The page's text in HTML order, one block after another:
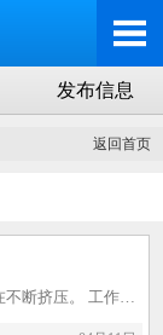
发布信息
返回首页
不管你有无学历，在这个社会上，生存空间都在不断挤压。 工作越来越难找，但是有一个永远不失业的行业，适合每个想好好生活的人，这就是母婴行业。 现在做母婴行业不会那么累，宝宝睡眠时间多，自己在护理宝宝